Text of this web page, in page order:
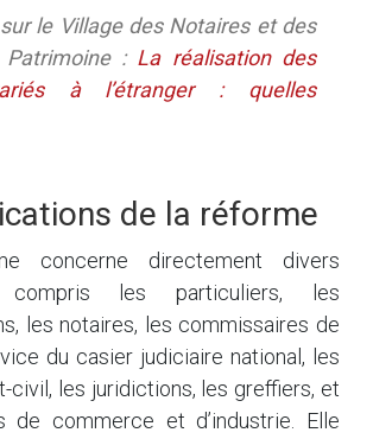
sur le Village des Notaires et des
Patrimoine : La réalisation des
à l’étranger : quelles
de la réforme
concerne directement divers
les particuliers, les
les notaires, les commissaires de
du casier judiciaire national, les
civil, les juridictions, les greffiers, et
de commerce et d’industrie. Elle